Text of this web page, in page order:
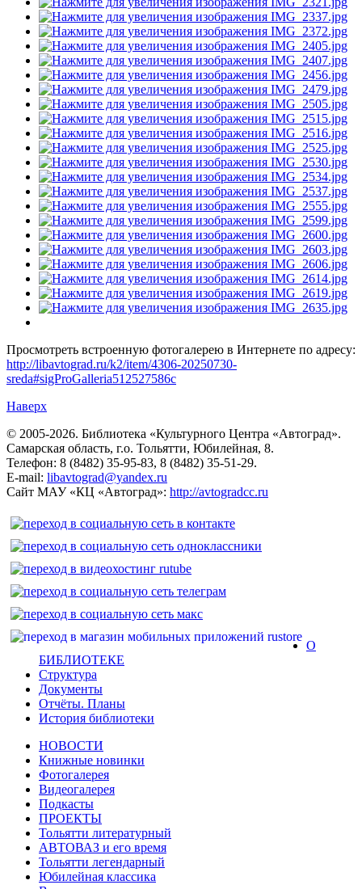
Просмотреть встроенную фотогалерею в Интернете по адресу:
http://libavtograd.ru/k2/item/4306-20250730-
sreda#sigProGalleria512527586c
Наверх
© 2005-2026. Библиотека «Культурного Центра «Автоград».
Самарская область, г.о. Тольятти, Юбилейная, 8.
Телефон: 8 (8482) 35-95-83, 8 (8482) 35-51-29.
E-mail: libavtograd@yandex.ru
Сайт МАУ «КЦ «Автоград»: http://avtogradcc.ru
О
БИБЛИОТЕКЕ
Структура
Документы
Отчёты. Планы
История библиотеки
НОВОСТИ
Книжные новинки
Фотогалерея
Видеогалерея
Подкасты
ПРОЕКТЫ
Тольятти литературный
АВТОВАЗ и его время
Тольятти легендарный
Юбилейная классика